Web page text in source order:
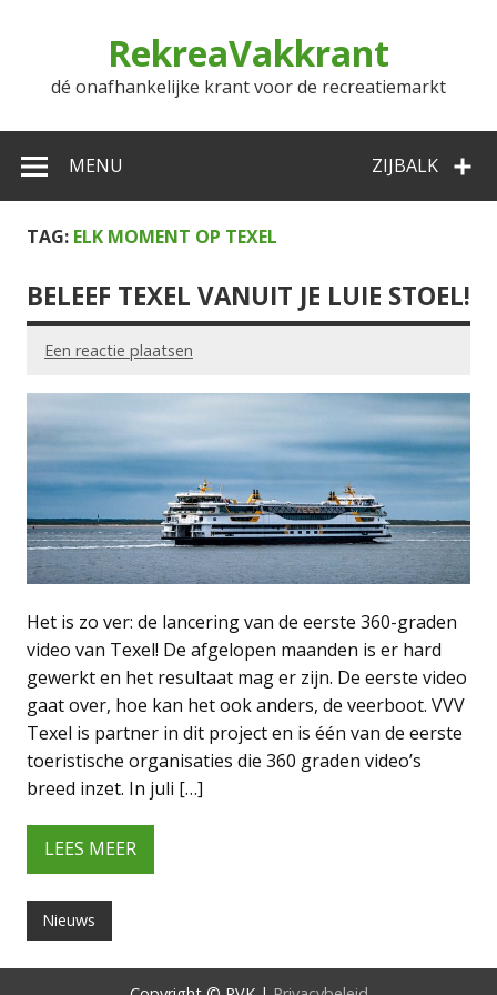
RekreaVakkrant
dé onafhankelijke krant voor de recreatiemarkt
ZIJBALK
MENU
TAG: ELK MOMENT OP TEXEL
BELEEF TEXEL VANUIT JE LUIE STOEL!
Een reactie plaatsen
Het is zo ver: de lancering van de eerste 360-graden
video van Texel! De afgelopen maanden is er hard
gewerkt en het resultaat mag er zijn. De eerste video
gaat over, hoe kan het ook anders, de veerboot. VVV
Texel is partner in dit project en is één van de eerste
toeristische organisaties die 360 graden video’s
breed inzet. In juli […]
LEES MEER
Nieuws